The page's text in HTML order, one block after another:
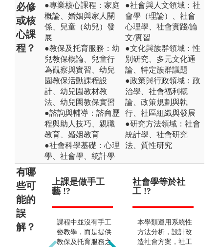
必修
或核
心課
程？
●專業核心課程：家庭
概論、婚姻與家人關
係、兒童（幼兒）發
展
●教保及托育服務：幼
兒教保概論、兒童行
為觀察與實習、幼兒
園教保活動課程設
計、幼兒園教材教
法、幼兒園教保實習
●諮詢與輔導：諮商歷
程與助人技巧、親職
教育、婚姻教育
●社會科學基礎：心理
學、社會學、統計學
●社會與人文領域：社
會學（理論）、社會
心理學、社會實踐/論
文/實習
●文化與族群領域：性
別研究、多元文化通
論、特定族群議題
●政策與行政領域：政
治學、社會福利概
論、政策規劃與執
行、社區組織與發展
●研究方法領域：社會
統計學、社會研究
法、質性研究
有哪
些可
能的
誤
解？
上課是做手工
藝 !?
課程中並沒有手工
藝教學，而是提供
教保及托育服務之
培育教保員的
學類 !?
除了幼兒教育領域
以外，亦能培養家
庭及老人教育專業
社會學等於社
工 !?
本學類運用系統性
方法分析，設計改
造社會方案，社工